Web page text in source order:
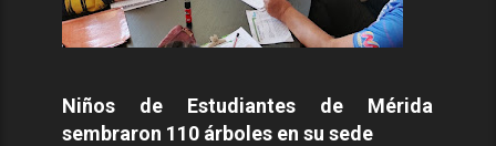
Niños de Estudiantes de Mérida
sembraron 110 árboles en su sede